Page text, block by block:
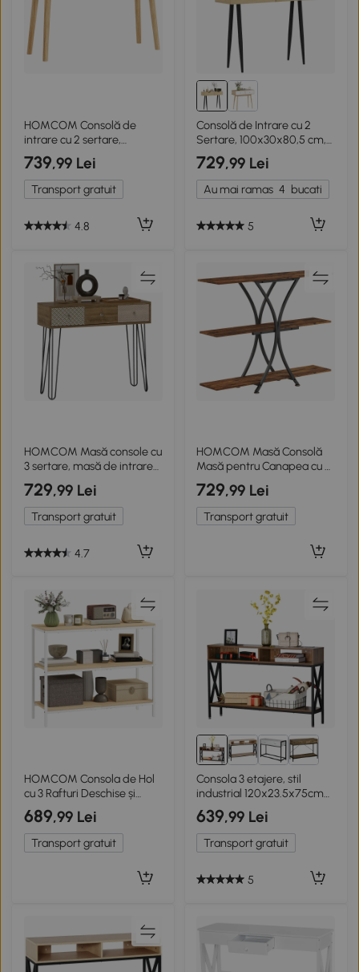
HOMCOM Consolă de
intrare cu 2 sertare,
compartiment și picioare
din lemn pentru hol, intrare,
living, alb
739,99 Lei
Transport gratuit
4.8
Consolă de Intrare cu 2
Sertare, 100x30x80,5 cm,
Lemn Natural
729,99 Lei
Au mai ramas 4 bucati
5
HOMCOM Masă console cu
3 sertare, masă de intrare
îngustă cu picioare în formă
de ac de păr din oțel, 90 x
30 x 75 cm, maro
729,99 Lei
Transport gratuit
4.7
HOMCOM Masă Consolă
Masă pentru Canapea cu 2
Polițe Deschise și Cadru
Metalic în X Stil Industrial
Maro Rustic
729,99 Lei
Transport gratuit
HOMCOM Consola de Hol
cu 3 Rafturi Deschise și
Picioruși de Metal pentru
Hol Intrare Sufragerie
Dormitor Lemn Natural și
Alb
689,99 Lei
Transport gratuit
Consola 3 etajere, stil
industrial 120x23.5x75cm
nuc-negru
639,99 Lei
Transport gratuit
5